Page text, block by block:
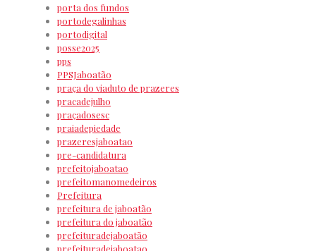
porta dos fundos
portodegalinhas
portodigital
posse2025
pps
PPSJaboatão
praça do viaduto de prazeres
pracadejulho
praçadosesc
praiadepiedade
prazeresjaboatao
pre-candidatura
prefeitojaboatao
prefeitomanomedeiros
Prefeitura
prefeitura de jaboatão
prefeitura do jaboatão
prefeituradejaboatão